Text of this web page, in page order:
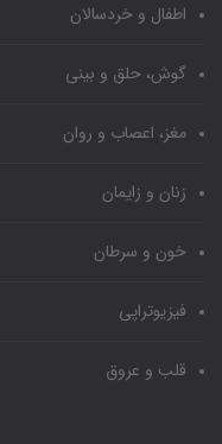
اطفال و خردسالان
گوش، حلق و بینی
مغز، اعصاب و روان
زنان و زایمان
خون و سرطان
فیزیوتراپی
قلب و عروق